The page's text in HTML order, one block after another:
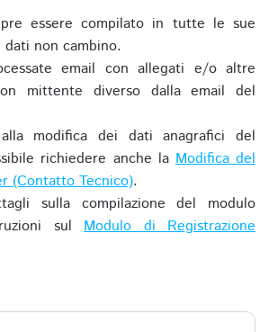
essere compilato in tutte le sue
non cambino.
email con allegati e/o altre
mittente diverso dalla email del
alla modifica dei dati anagrafici del
richiedere anche laModifica del
(Contatto Tecnico).
sulla compilazione del modulo
sul Modulo di Registrazione